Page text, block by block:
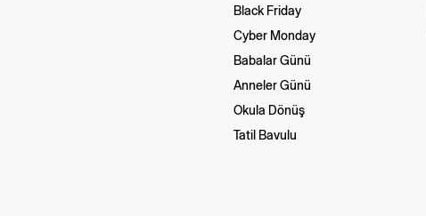
Black Friday
Cyber Monday
Babalar Günü
Anneler Günü
Okula Dönüş
Tatil Bavulu